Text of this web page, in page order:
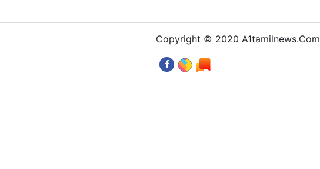
Copyright © 2020 A1tamilnews.Com